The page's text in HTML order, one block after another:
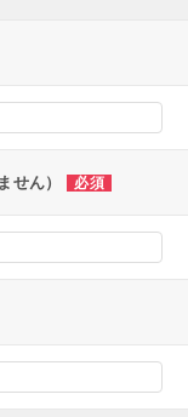
せん） 必須